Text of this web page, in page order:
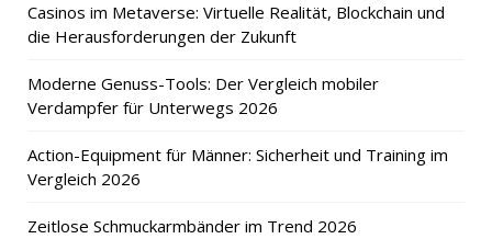
Casinos im Metaverse: Virtuelle Realität, Blockchain und
die Herausforderungen der Zukunft
Moderne Genuss-Tools: Der Vergleich mobiler
Verdampfer für Unterwegs 2026
Action-Equipment für Männer: Sicherheit und Training im
Vergleich 2026
Zeitlose Schmuckarmbänder im Trend 2026